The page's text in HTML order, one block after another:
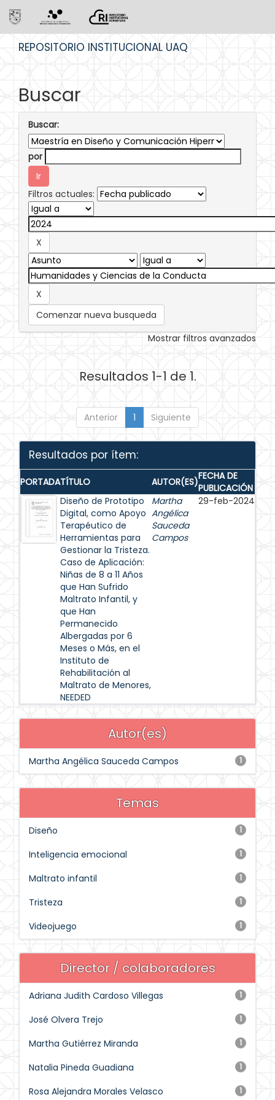
REPOSITORIO INSTITUCIONAL UAQ
Buscar
Buscar:
por
Filtros actuales:
Comenzar nueva busqueda
Mostrar filtros avanzados
Resultados 1-1 de 1.
Anterior 1 Siguiente
Resultados por ítem:
PORTADATÍTULO AUTOR(ES)FECHA DE
PUBLICACIÓN
Diseño de Prototipo
Digital, como Apoyo
Terapéutico de
Herramientas para
Gestionar la Tristeza.
Caso de Aplicación:
Niñas de 8 a 11 Años
que Han Sufrido
Maltrato Infantil, y
que Han
Permanecido
Albergadas por 6
Meses o Más, en el
Instituto de
Rehabilitación al
Maltrato de Menores,
NEEDED
Martha
Angélica
Sauceda
Campos
29-feb-2024
Autor(es)
1
Martha Angélica Sauceda Campos
Temas
1
Diseño
1
Inteligencia emocional
1
Maltrato infantil
1
Tristeza
1
Videojuego
Director / colaboradores
1
Adriana Judith Cardoso Villegas
1
José Olvera Trejo
1
Martha Gutiérrez Miranda
1
Natalia Pineda Guadiana
1
Rosa Alejandra Morales Velasco